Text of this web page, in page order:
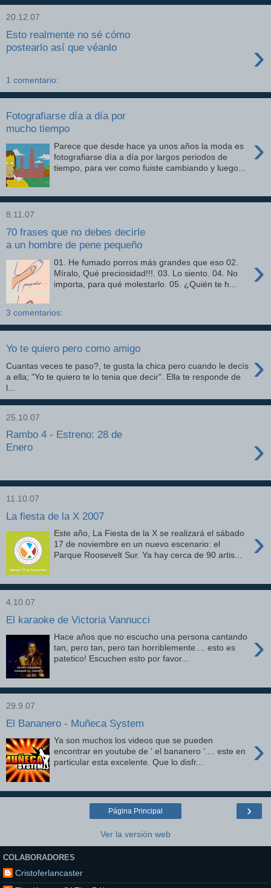
20.12.07
Esto realmente no sé cómo
postearlo así que véanlo
›
1 comentario:
Fotografiarse día a día por
mucho tiempo
›
Parece que desde hace ya unos años la moda es
fotografiarse día a día por largos periodos de
tiempo, para ver como fuiste cambiando y luego...
8.11.07
70 frases que no debes decirle
a un hombre de pene pequeño
›
01. He fumado porros más grandes que eso 02.
Míralo, Qué preciosidad!!!. 03. Lo siento. 04. No
importa, para qué molestarlo. 05. ¿Quién te h...
3 comentarios:
Yo te quiero pero como amigo ›
Cuantas veces te paso?, te gusta la chica pero cuando le decís
a ella; "Yo te quiero te lo tenia que decir". Ella te responde de
l...
25.10.07
Rambo 4 - Estreno: 28 de
Enero
›
11.10.07
La fiesta de la X 2007
›
Este año, La Fiesta de la X se realizará el sábado
17 de noviembre en un nuevo escenario: el
Parque Roosevelt Sur. Ya hay cerca de 90 artis...
4.10.07
El karaoke de Victoria Vannucci
›
Hace años que no escucho una persona cantando
tan, pero tan, pero tan horriblemente.... esto es
patetico! Escuchen esto por favor...
29.9.07
El Bananero - Muñeca System
›
Ya son muchos los videos que se pueden
encontrar en youtube de ' el bananero '.... este en
particular esta excelente. Que lo disfr...
›
Página Principal
Ver la versión web
COLABORADORES
Cristoferlancaster